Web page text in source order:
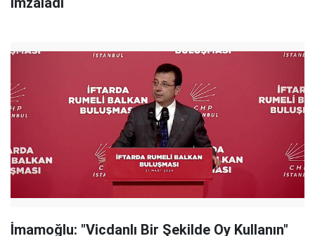
İmamoğlu: "Vicdanlı Bir Şekilde Oy Kullanın"